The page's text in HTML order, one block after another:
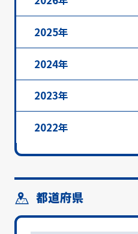
2025年
2024年
2023年
2022年
都道府県